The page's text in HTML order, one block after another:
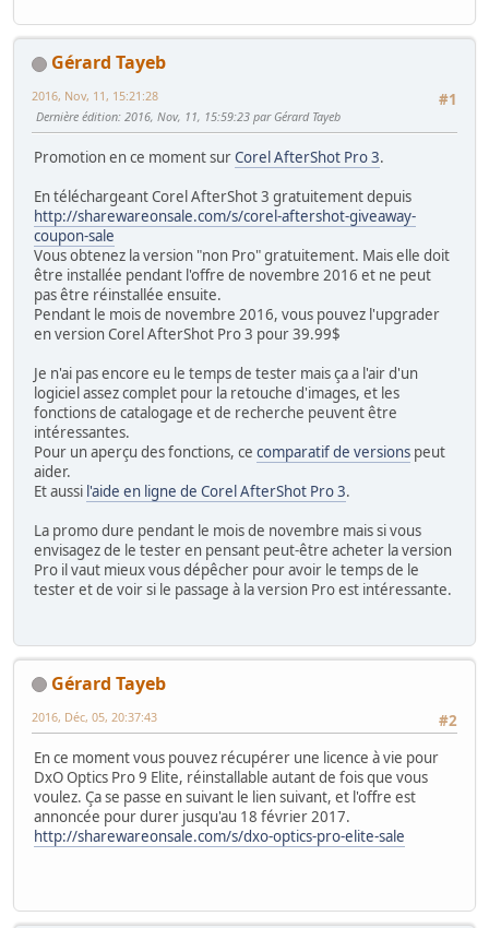
Gérard Tayeb
#1
2016, Nov, 11, 15:21:28
Dernière édition: 2016, Nov, 11, 15:59:23 par Gérard Tayeb
Promotion en ce moment surCorel AfterShot Pro 3.
En téléchargeant Corel AfterShot 3 gratuitement depuis
http://sharewareonsale.com/s/corel-aftershot-giveaway-
coupon-sale
Vous obtenez la version "non Pro" gratuitement. Mais elle doit
être installée pendant l'offre de novembre 2016 et ne peut
pas être réinstallée ensuite.
Pendant le mois de novembre 2016, vous pouvez l'upgrader
en version Corel AfterShot Pro 3 pour 39.99$
Je n'ai pas encore eu le temps de tester mais ça a l'air d'un
logiciel assez complet pour la retouche d'images, et les
fonctions de catalogage et de recherche peuvent être
intéressantes.
Pour un aperçu des fonctions, ce comparatif de versions peut
aider.
Et aussi l'aide en ligne de Corel AfterShot Pro 3.
La promo dure pendant le mois de novembre mais si vous
envisagez de le tester en pensant peut-être acheter la version
Pro il vaut mieux vous dépêcher pour avoir le temps de le
tester et de voir si le passage à la version Pro est intéressante.
Gérard Tayeb
#2
2016, Déc, 05, 20:37:43
En ce moment vous pouvez récupérer une licence à vie pour
DxO Optics Pro 9 Elite, réinstallable autant de fois que vous
voulez. Ça se passe en suivant le lien suivant, et l'offre est
annoncée pour durer jusqu'au 18 février 2017.
http://sharewareonsale.com/s/dxo-optics-pro-elite-sale